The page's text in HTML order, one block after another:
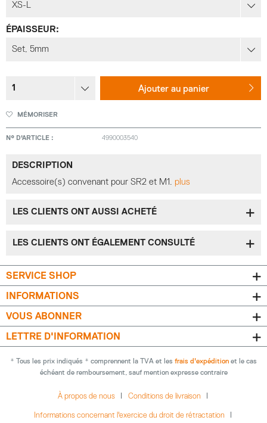
ÉPAISSEUR:
Ajouter au panier
MÉMORISER
N° D'ARTICLE : 4990003540
DESCRIPTION
Accessoire(s) convenant pour SR2 et M1. plus
LES CLIENTS ONT AUSSI ACHETÉ
LES CLIENTS ONT ÉGALEMENT CONSULTÉ
SERVICE SHOP
INFORMATIONS
VOUS ABONNER
LETTRE D'INFORMATION
* Tous les prix indiqués * comprennent la TVA et les frais d'expédition et le cas
échéant de remboursement, sauf mention expresse contraire
À propos de nous Conditions de livraison
Informations concernant l'exercice du droit de rétractation